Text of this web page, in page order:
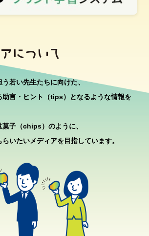
う若い先生たちに向けた、
助言・ヒント（tips）となるような情報を
子（chips）のように、
いたいメディアを目指しています。